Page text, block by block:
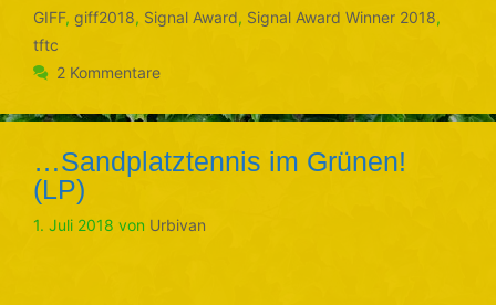
GIFF, giff2018, Signal Award, Signal Award Winner 2018,
tftc
2 Kommentare
…Sandplatztennis im Grünen!
(LP)
1. Juli 2018 von Urbivan